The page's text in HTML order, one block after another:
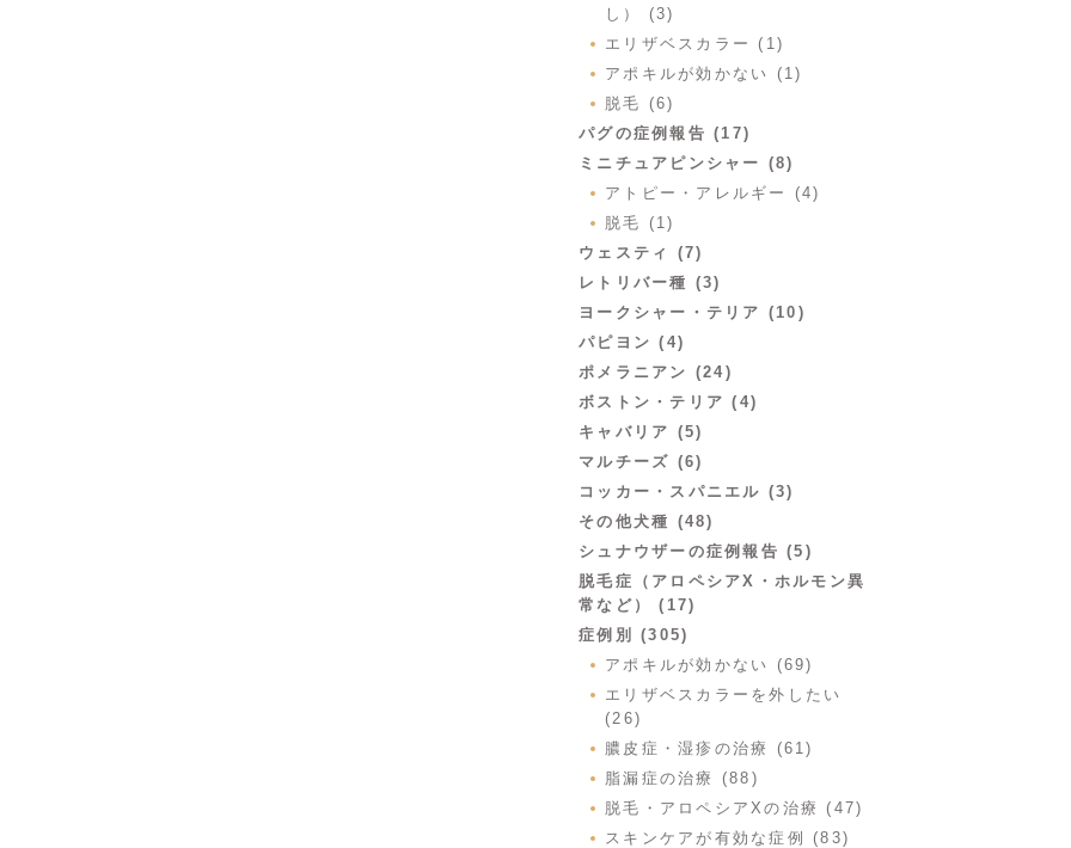
し） (3)
エリザベスカラー (1)
アポキルが効かない (1)
脱毛 (6)
パグの症例報告 (17)
ミニチュアピンシャー (8)
アトピー・アレルギー (4)
脱毛 (1)
ウェスティ (7)
レトリバー種 (3)
ヨークシャー・テリア (10)
パピヨン (4)
ポメラニアン (24)
ボストン・テリア (4)
キャバリア (5)
マルチーズ (6)
コッカー・スパニエル (3)
その他犬種 (48)
シュナウザーの症例報告 (5)
脱毛症（アロペシアX・ホルモン異
常など） (17)
症例別 (305)
アポキルが効かない (69)
エリザベスカラーを外したい
(26)
膿皮症・湿疹の治療 (61)
脂漏症の治療 (88)
脱毛・アロペシアXの治療 (47)
スキンケアが有効な症例 (83)